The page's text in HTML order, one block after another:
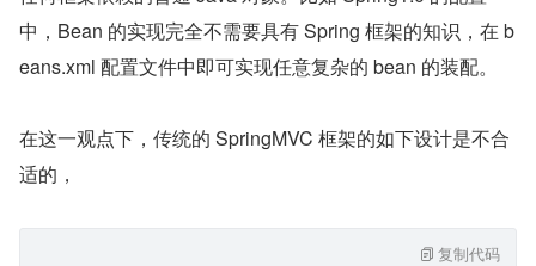
中，Bean 的实现完全不需要具有 Spring 框架的知识，在 b
eans.xml 配置文件中即可实现任意复杂的 bean 的装配。
在这一观点下，传统的 SpringMVC 框架的如下设计是不合
适的，
复制代码